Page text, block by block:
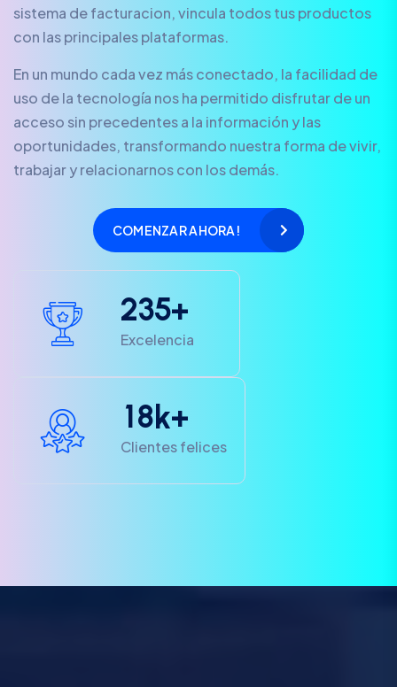
sistema de facturacion, vincula todos tus productos
con las principales plataformas.
En un mundo cada vez más conectado, la facilidad de
uso de la tecnología nos ha permitido disfrutar de un
acceso sin precedentes a la información y las
oportunidades, transformando nuestra forma de vivir,
trabajar y relacionarnos con los demás.
COMENZAR AHORA!
235+
Excelencia
18k+
Clientes felices